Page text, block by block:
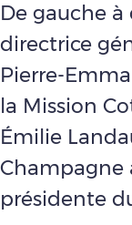
De gauche
directrice
Pierre-
la Mission
Émilie
Champagne
présidente